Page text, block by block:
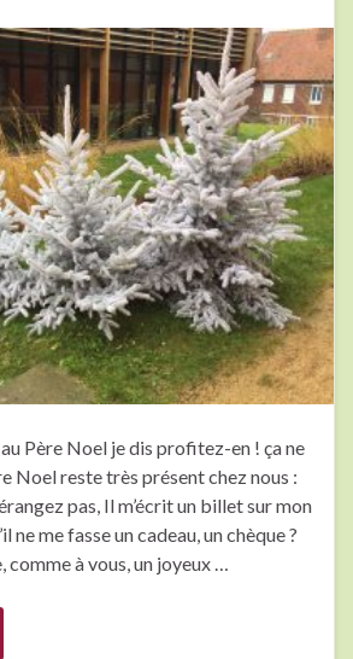
Père Noel je dis profitez-en ! ça ne
Noel reste très présent chez nous :
pas, Il m’écrit un billet sur mon
ne me fasse un cadeau, un chèque ?
comme à vous, un joyeux …